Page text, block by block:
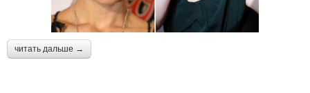
читать дальше →